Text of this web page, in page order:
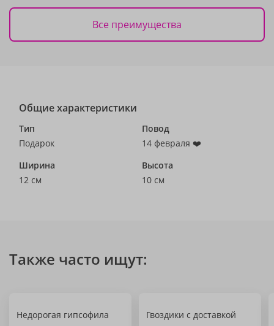
Все преимущества
Общие характеристики
Тип
Подарок
Повод
14 февраля ❤️
Ширина
12 см
Высота
10 см
Также часто ищут:
Недорогая гипсофила Гвоздики с доставкой